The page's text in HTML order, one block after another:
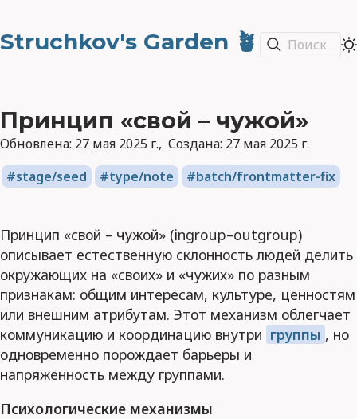
Struchkov's Garden 🪴 Поиск
Принцип «свой – чужой»
Обновлена: 27 мая 2025 г. Создана: 27 мая 2025 г.
stage/seed
type/note batch/frontmatter-fix
Принцип «свой – чужой» (ingroup–outgroup)
описывает естественную склонность людей делить
окружающих на «своих» и «чужих» по разным
признакам: общим интересам, культуре, ценностям
или внешним атрибутам. Этот механизм облегчает
коммуникацию и координацию внутри группы , но
одновременно порождает барьеры и
напряжённость между группами.
Психологические механизмы